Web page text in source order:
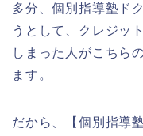
多分、個別指導塾ド
うとして、クレジッ
しまった人がこちら
ます。
だから、【個別指導